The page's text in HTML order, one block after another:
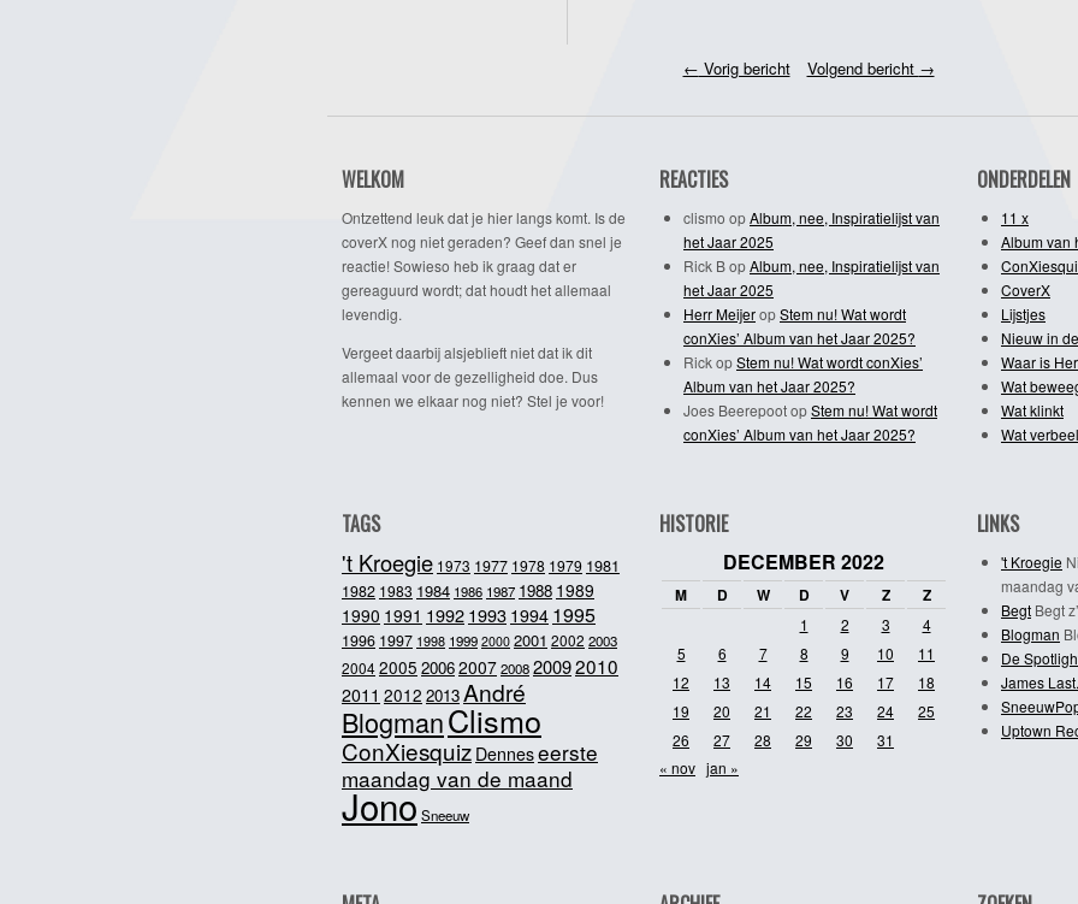
← Vorig bericht Volgend bericht →
WELKOM
Ontzettend leuk dat je hier langs komt. Is de
coverX nog niet geraden? Geef dan snel je
reactie! Sowieso heb ik graag dat er
gereaguurd wordt; dat houdt het allemaal
levendig.
Vergeet daarbij alsjeblieft niet dat ik dit
allemaal voor de gezelligheid doe. Dus
kennen we elkaar nog niet? Stel je voor!
REACTIES
clismo opAlbum, nee, Inspiratielijst van
het Jaar 2025
Rick BopAlbum, nee, Inspiratielijst van
het Jaar 2025
Herr MeijeropStem nu! Wat wordt
conXies’ Album van het Jaar 2025?
RickopStem nu! Wat wordt conXies’
Album van het Jaar 2025?
Joes BeerepootopStem nu! Wat wordt
conXies’ Album van het Jaar 2025?
ONDERDELEN
11 x
Album van
CoverX
Lijstjes
Nieuw in
Waar is
Wat
Wat klinkt
Wat
TAGS
't Kroegie 1973 1977 1978 1979 1981
1982 1983 1984 1986 1987 1988 1989
1990 1991 19921993 1994 1995
1996 1997 1998 1999 2000 2001 2002 2003
20042005 20062007200820092010
2011 2012 2013André
BlogmanClismo
ConXiesquiz Denneseerste
maandag van de maand
JonoSneeuw
HISTORIE
DECEMBER 2022
M D W D V Z Z
1 2 3
4
5
6 7 8 9 10
11
12
13 14 15 16 17
18
19
20 21 22 23 24
25
26
27 28 29 30
31
« nov jan »
LINKS
't Kroegie
maandag
Begt Begt
Blogman
De
James
Uptown